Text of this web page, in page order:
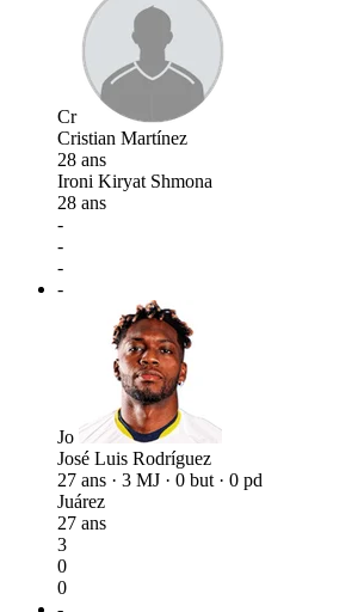
Cr
Cristian Martínez
28 ans
Ironi Kiryat Shmona
28 ans
-
-
-
-
Jo
José Luis Rodríguez
27 ans · 3 MJ · 0 but · 0 pd
Juárez
27 ans
3
0
0